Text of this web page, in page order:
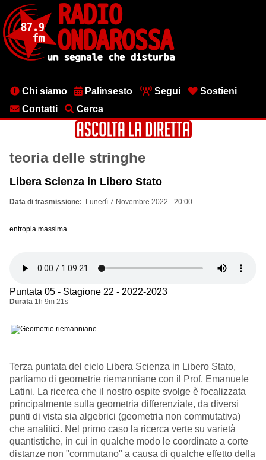
contenuto
principale
MenuChi siamo Palinsesto Segui
Sostieni
Contatti
Cerca
teoria delle stringhe
Libera Scienza in Libero Stato
Data di trasmissione Lunedì 7 Novembre 2022 - 20:00
entropia massima
Puntata 05 - Stagione 22 - 2022-2023
Durata 1h 9m 21s
Terza puntata del ciclo Libera Scienza in Libero Stato,
parliamo di geometrie riemanniane con il Prof. Emanuele
Latini. La ricerca che il nostro ospite svolge è focalizzata
principalmente sulla geometria differenziale, da diversi
punti di vista sia algebrici (geometria non commutativa)
che analitici. Nel primo caso la ricerca verte su varietà
quantistiche, in cui in qualche modo le coordinate a corte
distanze non "commutano" a causa di qualche effetto della